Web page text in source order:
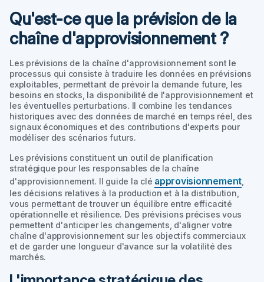
Qu'est-ce que la prévision de la
chaîne d'approvisionnement ?
Les prévisions de la chaîne d'approvisionnement sont le
processus qui consiste à traduire les données en prévisions
exploitables, permettant de prévoir la demande future, les
besoins en stocks, la disponibilité de l'approvisionnement et
les éventuelles perturbations. Il combine les tendances
historiques avec des données de marché en temps réel, des
signaux économiques et des contributions d'experts pour
modéliser des scénarios futurs.
Les prévisions constituent un outil de planification
stratégique pour les responsables de la chaîne
d'approvisionnement. Il guide la clé approvisionnement
les décisions relatives à la production et à la distribution,
vous permettant de trouver un équilibre entre efficacité
opérationnelle et résilience. Des prévisions précises vous
permettent d'anticiper les changements, d'aligner votre
chaîne d'approvisionnement sur les objectifs commerciaux
et de garder une longueur d'avance sur la volatilité des
marchés.